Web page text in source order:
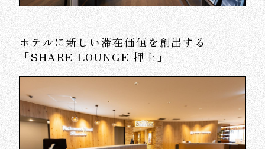
ホテルに新しい滞在価値を創出する
「SHARE LOUNGE 押上」